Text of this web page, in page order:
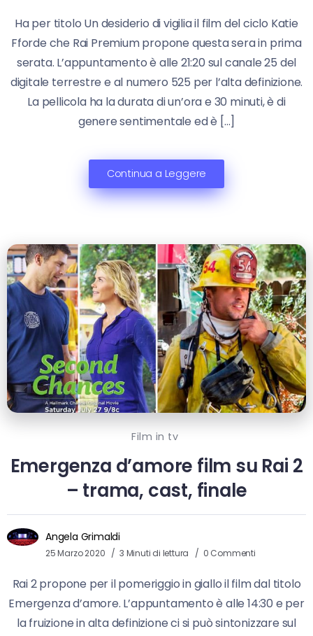
Ha per titolo Un desiderio di vigilia il film del ciclo Katie
Fforde che Rai Premium propone questa sera in prima
serata. L’appuntamento è alle 21:20 sul canale 25 del
digitale terrestre e al numero 525 per l’alta definizione.
La pellicola ha la durata di un’ora e 30 minuti, è di
genere sentimentale ed è […]
Continua a Leggere
Film in tv
Emergenza d’amore film su Rai 2
– trama, cast, finale
Angela Grimaldi
25 Marzo 2020 3 Minuti di lettura 0 Commenti
Rai 2 propone per il pomeriggio in giallo il film dal titolo
Emergenza d’amore. L’appuntamento è alle 14:30 e per
la fruizione in alta definizione ci si può sintonizzare sul